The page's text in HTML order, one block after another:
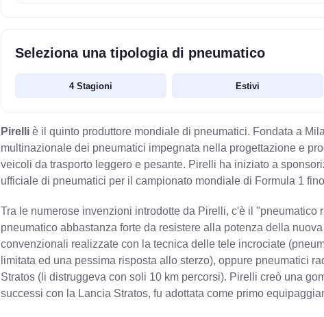
Seleziona una tipologia di pneumatico
4 Stagioni Estivi
Pirelli è il quinto produttore mondiale di pneumatici. Fondata a
multinazionale dei pneumatici impegnata nella progettazione e
veicoli da trasporto leggero e pesante. Pirelli ha iniziato a
ufficiale di pneumatici per il campionato mondiale di Formula 1
Tra le numerose invenzioni introdotte da Pirelli, c'è il
pneumatico abbastanza forte da resistere alla potenza della
convenzionali realizzate con la tecnica delle tele incrociate
limitata ed una pessima risposta allo sterzo), oppure pneumatici
Stratos (li distruggeva con soli 10 km percorsi). Pirelli creò una
successi con la Lancia Stratos, fu adottata come primo